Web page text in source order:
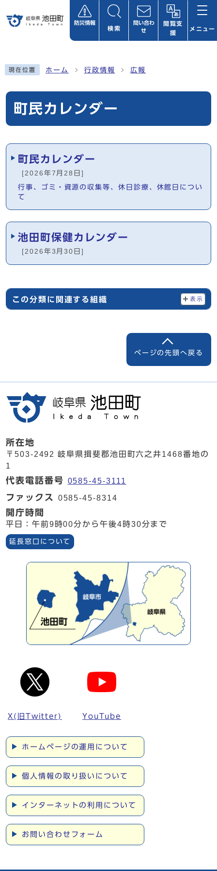
防災情報
検索
問い合わ
せ
閲覧支
援
メニュー
現在位置 ホーム 行政情報 広報
町民カレンダー
メインメニュー
町民カレンダー
[2026年7月28日]
行事、ゴミ・資源の収集等、休日診療、休館日につい
て
池田町保健カレンダー
[2026年3月30日]
この分類に関連する組織 表示
ページの先頭へ戻る
所在地
〒503-2492 岐阜県揖斐郡池田町六之井1468番地の
1
代表電話番号 0585-45-3111
ファックス 0585-45-8314
開庁時間
平日：午前9時00分から午後4時30分まで
延長窓口について
X(旧Twitter) YouTube
ホームページの運用について
個人情報の取り扱いについて
インターネットの利用について
お問い合わせフォーム